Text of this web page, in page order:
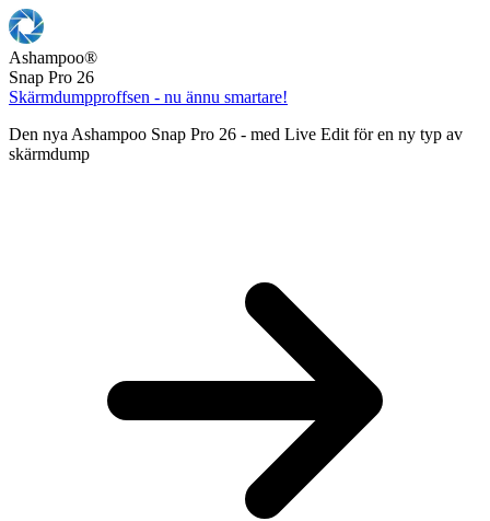
Ashampoo®
Snap Pro 26
Skärmdumpproffsen - nu ännu smartare!
Den nya Ashampoo Snap Pro 26 - med Live Edit för en ny typ av
skärmdump